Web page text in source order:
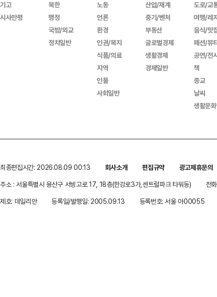
기고
시사만평
북한
행정
국방/외교
정치일반
노동
언론
환경
인권/복지
식품/의료
지역
인물
사회일반
산업/재계
중기/벤처
부동산
글로벌경제
생활경제
경제일반
도로/교
여행/레
음식/맛
패션/뷰
공연/전
책
종교
날씨
생활문
최종편집시간: 2026.08.09 00:13 회사소개 편집규약
광고제휴문의
주소 : 서울특별시 용산구 서빙고로 17, 18층(한강로3가,센트럴파크 타워동)
전
제호: 데일리안
등록일/발행일: 2005.09.13 등록번호: 서울 아00055